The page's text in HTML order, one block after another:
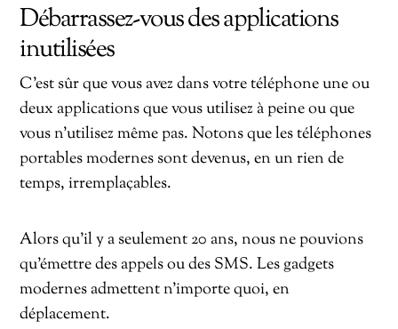
Débarrassez-vous des applications
inutilisées
C’est sûr que vous avez dans votre téléphone une ou
deux applications que vous utilisez à peine ou que
vous n’utilisez même pas. Notons que les téléphones
portables modernes sont devenus, en un rien de
temps, irremplaçables.
Alors qu’il y a seulement 20 ans, nous ne pouvions
qu’émettre des appels ou des SMS. Les gadgets
modernes admettent n’importe quoi, en
déplacement.